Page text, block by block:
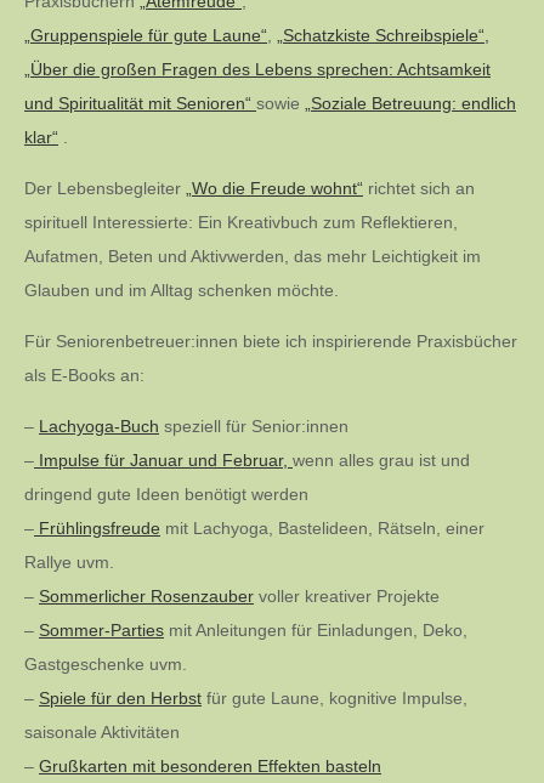
„Gruppenspiele für gute Laune“
„Schatzkiste Schreibspiele“,
„Über die großen Fragen des Lebens sprechen: Achtsamkeit
und Spiritualität mit Senioren“ sowie
„Soziale Betreuung: endlich
klar“
Der Lebensbegleiter „Wo die Freude wohnt“ richtet sich an
spirituell Interessierte: Ein Kreativbuch zum Reflektieren,
Aufatmen, Beten und Aktivwerden, das mehr Leichtigkeit im
Glauben und im Alltag schenken möchte.
Für Seniorenbetreuer:innen biete ich inspirierende Praxisbücher
als E-Books an:
– Lachyoga-Buch speziell für Senior:innen
– Impulse für Januar und Februar, wenn alles grau ist und
dringend gute Ideen benötigt werden
– Frühlingsfreude mit Lachyoga, Bastelideen, Rätseln, einer
Rallye uvm.
– Sommerlicher Rosenzauber voller kreativer Projekte
– Sommer-Parties mit Anleitungen für Einladungen, Deko,
Gastgeschenke uvm.
– Spiele für den Herbst für gute Laune, kognitive Impulse,
saisonale Aktivitäten
– Grußkarten mit besonderen Effekten basteln